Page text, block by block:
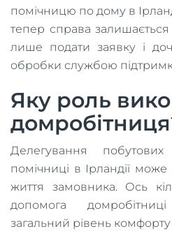
помічницю по дому в
тепер справа
лише подати заявку і
обробки службою
Яку роль
Делегування
помічниці в Ірландії
життя замовника. Ось
допомога
загальний рівень